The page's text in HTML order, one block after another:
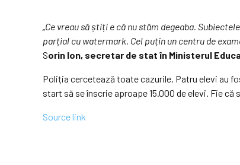
„Ce vreau să știți e că nu stăm degeaba.
parțial cu watermark. Cel puțin un centru de
Sorin Ion, secretar de stat în Ministerul
Poliția cercetează toate cazurile. Patru elevi au
start să se înscrie aproape 15.000 de elevi. Fie
Source link